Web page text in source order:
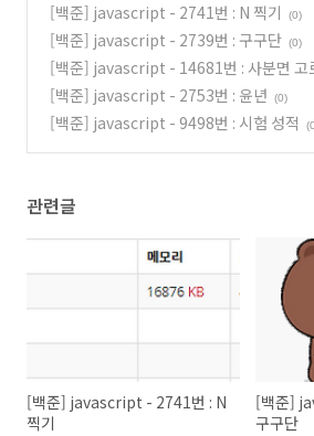
[백준] javascript - 2741번 : N 찍기
(0)
[백준] javascript - 2739번 : 구구단 (0)
[백준] javascript - 14681번 : 사분면 고
[백준] javascript - 2753번 : 윤년 (0)
[백준] javascript - 9498번 : 시험 성적
관련글
[백준] javascript - 2741번 : N
찍기
[백준]
구구단